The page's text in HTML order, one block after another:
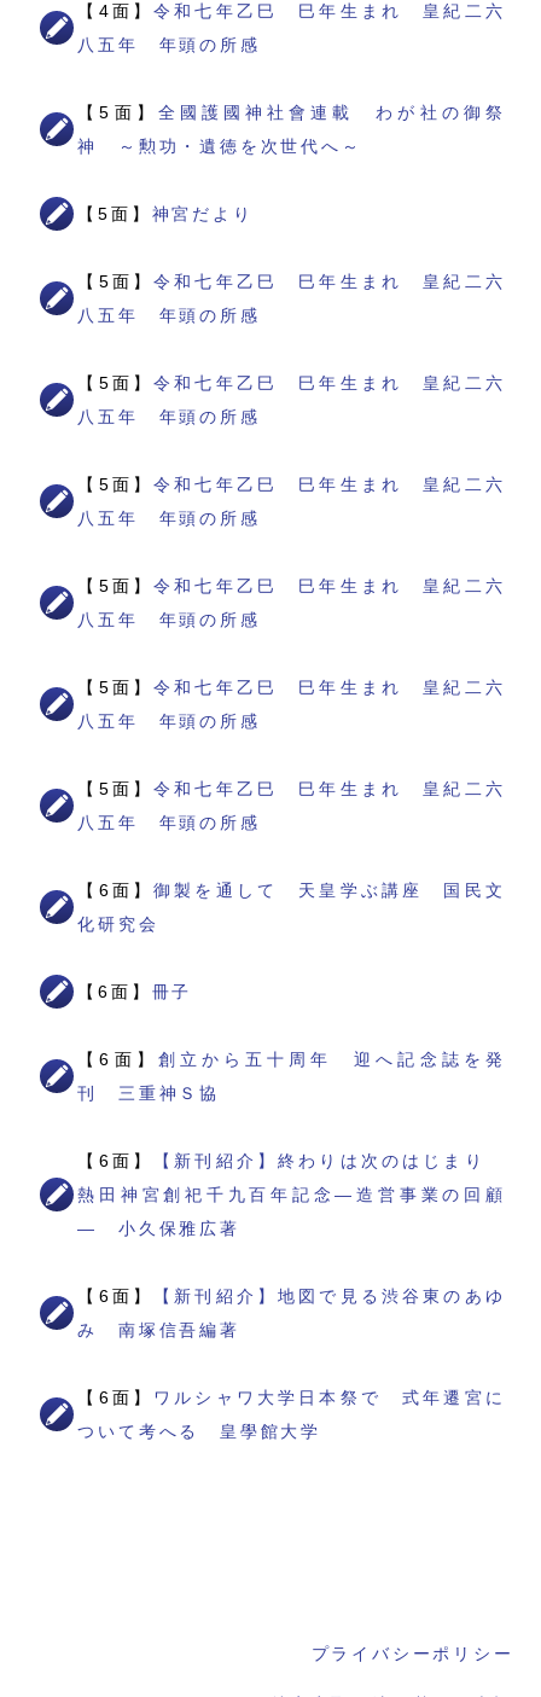
【4面】令和七年乙巳 巳年生まれ 皇紀二六
八五年 年頭の所感
【5面】 全國護國神社會連載 わが社の御祭
神 ～勲功・遺徳を次世代へ～
【5面】 神宮だより
【5面】令和七年乙巳 巳年生まれ 皇紀二六
八五年 年頭の所感
【5面】令和七年乙巳 巳年生まれ 皇紀二六
八五年 年頭の所感
【5面】令和七年乙巳 巳年生まれ 皇紀二六
八五年 年頭の所感
【5面】令和七年乙巳 巳年生まれ 皇紀二六
八五年 年頭の所感
【5面】令和七年乙巳 巳年生まれ 皇紀二六
八五年 年頭の所感
【5面】令和七年乙巳 巳年生まれ 皇紀二六
八五年 年頭の所感
【6面】御製を通して 天皇学ぶ講座 国民文
化研究会
【6面】 冊子
【6面】 創立から五十周年 迎へ記念誌を発
刊 三重神Ｓ協
【6面】
【新刊紹介】終わりは次のはじまり
熱田神宮創祀千九百年記念―造営事業の回顧
― 小久保雅広著
【6面】
【新刊紹介】地図で見る渋谷東のあゆ
み 南塚信吾編著
【6面】
ワルシャワ大学日本祭で 式年遷宮に
ついて考へる 皇學館大学
プライバシーポリシー